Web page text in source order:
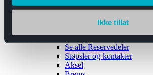
Ikke tillat
Båthengere
Reservedeler
Se alle Reservedeler
Støpsler og kontakter
Aksel